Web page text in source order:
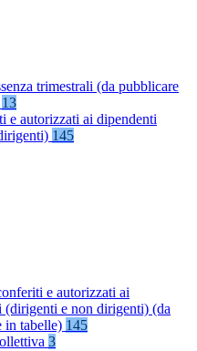
trimestrali (da pubblicare
13
e autorizzati ai dipendenti
145
e autorizzati ai
(dirigenti e non dirigenti) (da
in tabelle) 145
3